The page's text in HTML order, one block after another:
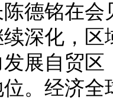
德铭在
深化，
展自贸
。经济